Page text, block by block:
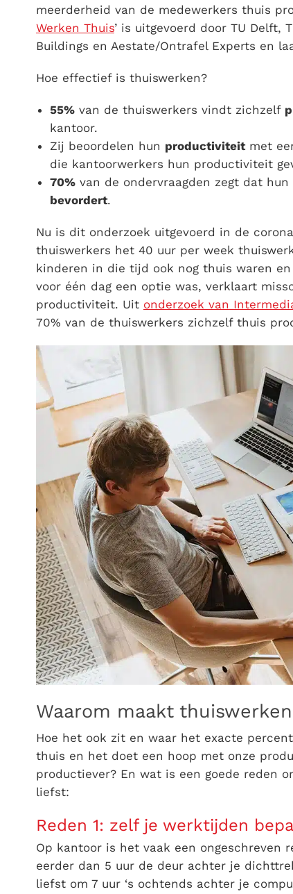
meerderheid van de medewerkers thuis
Werken Thuis’ is uitgevoerd door TU Delft,
Buildings en Aestate/Ontrafel Experts en
Hoe effectief is thuiswerken?
55% van de thuiswerkers vindt zichzelf
kantoor.
Zij beoordelen hun productiviteitmet
die kantoorwerkers hun productiviteit
70% van de ondervraagden zegt dat
bevordert.
Nu is dit onderzoek uitgevoerd in de
thuiswerkers het 40 uur per week
kinderen in die tijd ook nog thuis waren
voor één dag een optie was, verklaart
productiviteit. Uit onderzoek van
70% van de thuiswerkers zichzelf thuis
Waarom maakt
Hoe het ook zit en waar het exacte
thuis en het doet een hoop met onze
productiever? En wat is een goede reden
liefst:
Reden 1: zelf je werktijden
Op kantoor is het vaak een ongeschreven
eerder dan 5 uur de deur achter je
liefst om 7 uur ‘s ochtends achter je